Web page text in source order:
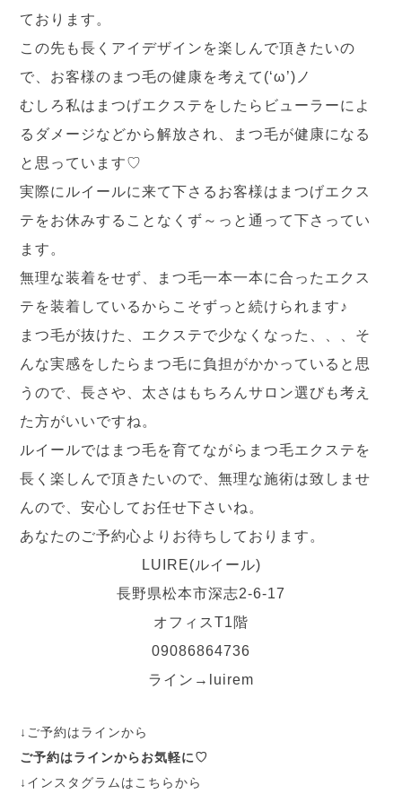
ております。
この先も長くアイデザインを楽しんで頂きたいの
で、お客様のまつ毛の健康を考えて(‘ω’)ノ
むしろ私はまつげエクステをしたらビューラーによ
るダメージなどから解放され、まつ毛が健康になる
と思っています♡
実際にルイールに来て下さるお客様はまつげエクス
テをお休みする ことなくず～っと通って下さってい
ます。
無理な装着をせず、
まつ毛一本一本に合ったエクス
テを装着しているからこそずっと続けられます♪
まつ毛が抜けた、エクステで少なくなった、、、 そ
んな実感をしたらまつ毛に負担がかかっていると思
うので、長さや、太さはもちろんサロン選びも考え
た方がいいですね。
ルイールではまつ毛を育てながらまつ毛エクステを
長く楽しんで頂 きたいので、無理な施術は致しませ
んので、安心してお任せ下さいね。
あなたのご予約心よりお待ちしております。
LUIRE(ルイール)
長野県松本市深志2-6-17
オフィスT1階
09086864736
ライン→luirem
↓ご予約はラインから
ご予約はラインからお気軽に♡
↓インスタグラムはこちらから